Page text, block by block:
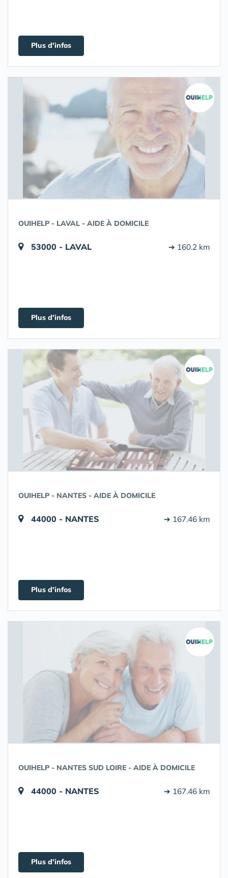
Plus d'infos
OUIHELP - LAVAL - AIDE À DOMICILE
53000 - LAVAL ➔ 160.2 km
Plus d'infos
OUIHELP - NANTES - AIDE À DOMICILE
44000 - NANTES ➔ 167.46 km
Plus d'infos
OUIHELP - NANTES SUD LOIRE - AIDE À DOMICILE
44000 - NANTES ➔ 167.46 km
Plus d'infos